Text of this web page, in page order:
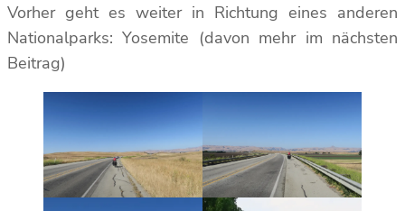
Vorher geht es weiter in Richtung eines anderen
Nationalparks: Yosemite (davon mehr im nächsten
Beitrag)